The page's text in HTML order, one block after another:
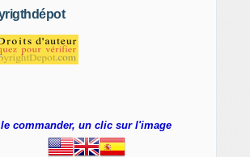
commander, un clic sur l'image